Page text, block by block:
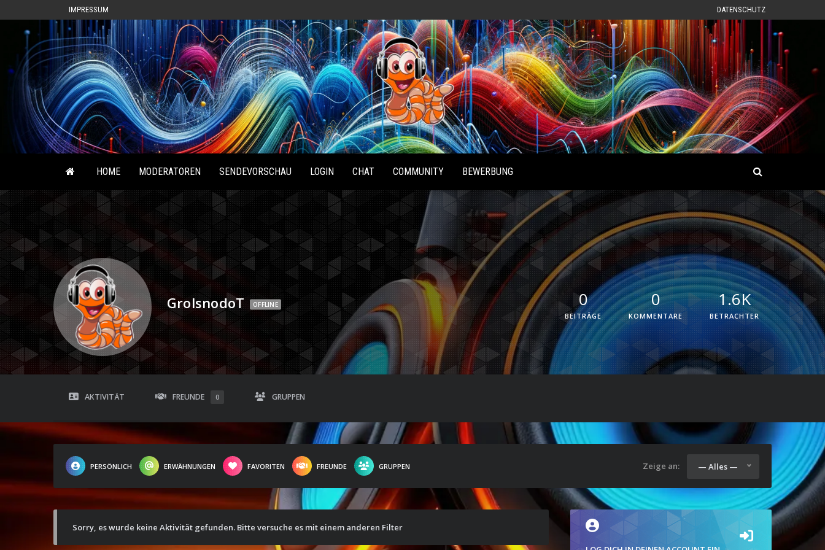
IMPRESSUM DATENSCHUTZ
Radio
Waterlu
HOME MODERATOREN SENDEVORSCHAU LOGIN CHAT COMMUNITY BEWERBUNG
GrolsnodoT OFFLINE 0
BEITRÄGE
0
KOMMENTARE
1.6K
BETRACHTER
AKTIVITÄT FREUNDE 0 GRUPPEN
PERSÖNLICH ERWÄHNUNGEN FAVORITEN FREUNDE GRUPPEN Zeige an: — Alles —
Sorry, es wurde keine Aktivität gefunden. Bitte versuche es mit einem anderen Filter